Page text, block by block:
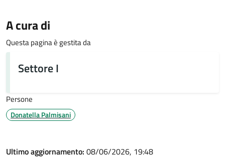
A cura di
Questa pagina è gestita da
Settore I
Persone
Donatella Palmisani
Ultimo aggiornamento: 08/06/2026, 19:48